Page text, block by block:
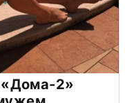
«Дома-2»